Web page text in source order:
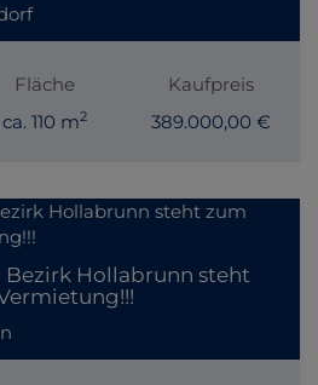
Fläche
ca. 110 m2
Kaufpreis
389.000,00 €
Hollabrunn steht